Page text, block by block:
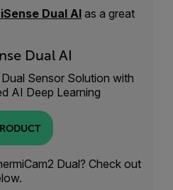
Dual AI as a great
Dual AI
Sensor Solution with
AI Deep Learning
Dual? Check out